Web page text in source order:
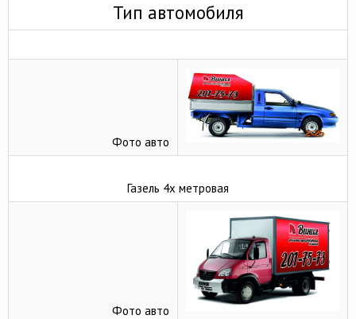
Тип автомобиля
Фото авто
Газель 4х метровая
Фото авто